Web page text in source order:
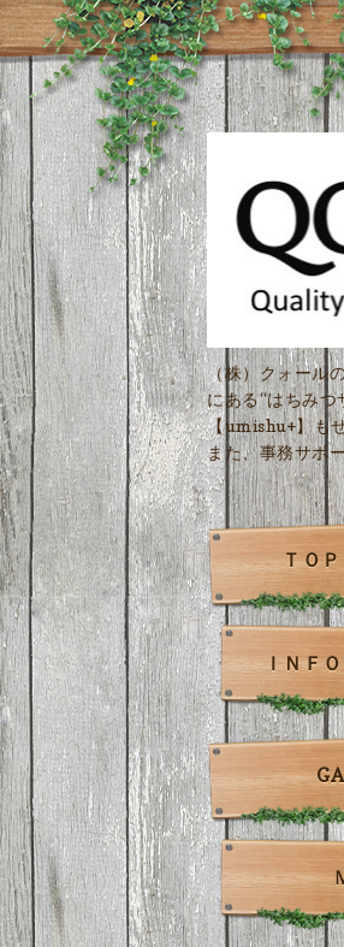
（株）クォール
にある“はちみ
【umishu+】も
また、事務サポ
ＴＯ
ＩＮＦ